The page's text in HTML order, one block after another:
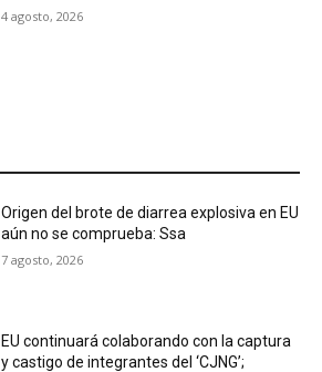
4 agosto, 2026
Origen del brote de diarrea explosiva en EU
aún no se comprueba: Ssa
7 agosto, 2026
EU continuará colaborando con la captura
y castigo de integrantes del ‘CJNG’;